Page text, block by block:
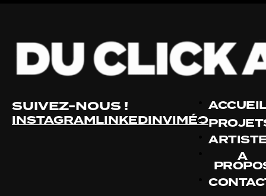
SUIVEZ-NOUS !
INSTAGRAMLINKEDINVIMÉO
À